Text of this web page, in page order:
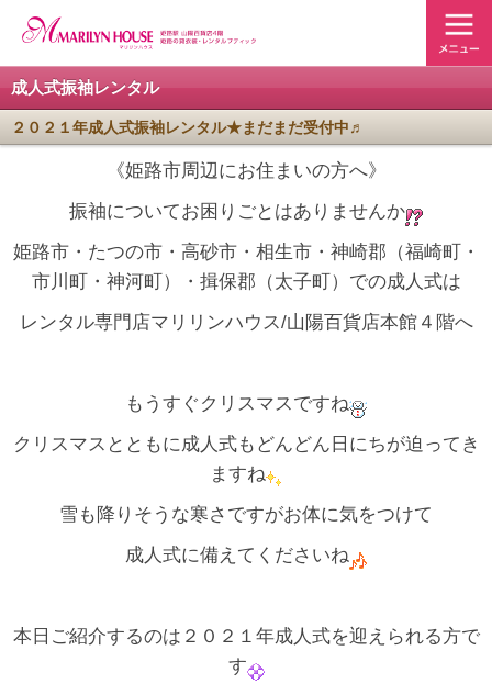
成人式振袖レンタル
２０２１年成人式振袖レンタル★まだまだ受付中♬
《姫路市周辺にお住まいの方へ》
振袖についてお困りごとはありませんか
姫路市・たつの市・高砂市・相生市・神崎郡（福崎町・
市川町・神河町）・揖保郡（太子町）での成人式は
レンタル専門店マリリンハウス/山陽百貨店本館４階へ
もうすぐクリスマスですね
クリスマスとともに成人式もどんどん日にちが迫ってき
ますね
雪も降りそうな寒さですがお体に気をつけて
成人式に備えてくださいね
本日ご紹介するのは２０２１年成人式を迎えられる方で
す